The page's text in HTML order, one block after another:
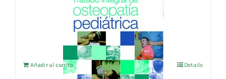
TRATADO INTEGRAL DE OSTEOPATIA
PEDIATRICA
IVA no incluído
Añadir al carrito Details